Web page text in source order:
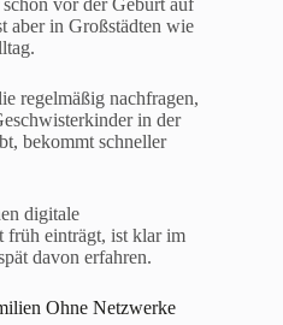
vor der Geburt auf
aber in Großstädten wie
regelmäßig nachfragen,
in der
bekommt schneller
digitale
früh einträgt, ist klar im
davon erfahren.
Ohne Netzwerke